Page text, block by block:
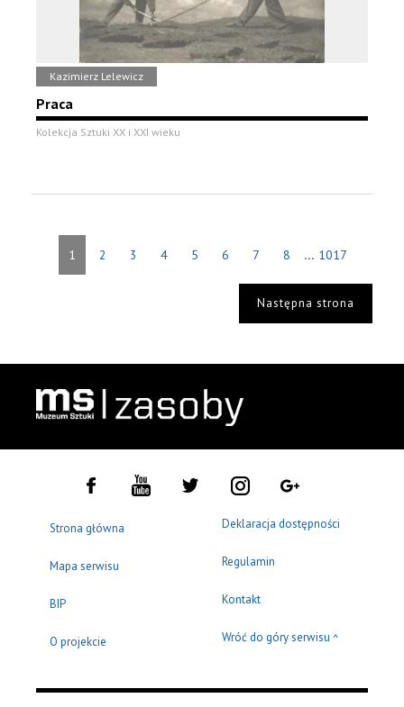
Kazimierz Lelewicz
Praca
Kolekcja Sztuki XX i XXI wieku
1 2 3 4 5 6 7 8 ... 1017
Następna strona
Strona główna
Mapa serwisu
BIP
O projekcie
Deklaracja dostępności
Regulamin
Kontakt
Wróć do góry serwisu ^